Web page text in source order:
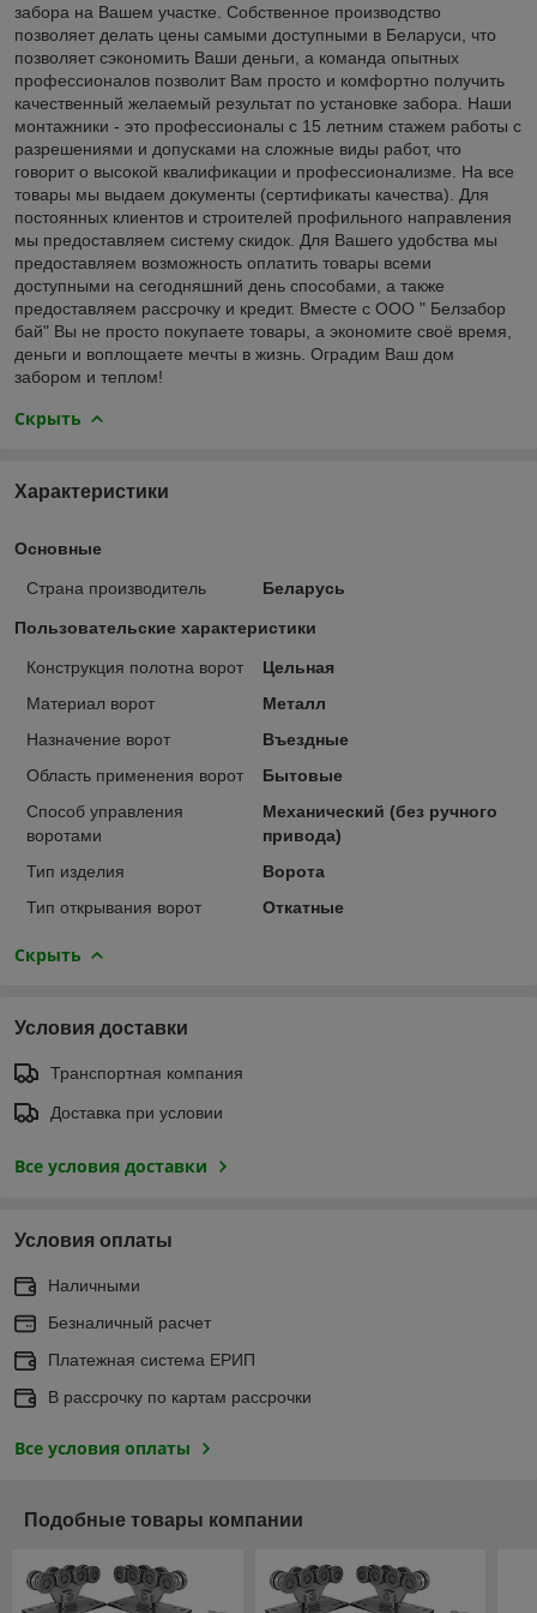
забора на Вашем участке. Собственное производство
позволяет делать цены самыми доступными в Беларуси, что
позволяет сэкономить Ваши деньги, а команда опытных
профессионалов позволит Вам просто и комфортно получить
качественный желаемый результат по установке забора. Наши
монтажники - это профессионалы с 15 летним стажем работы с
разрешениями и допусками на сложные виды работ, что
говорит о высокой квалификации и профессионализме. На все
товары мы выдаем документы (сертификаты качества). Для
постоянных клиентов и строителей профильного направления
мы предоставляем систему скидок. Для Вашего удобства мы
предоставляем возможность оплатить товары всеми
доступными на сегодняшний день способами, а также
предоставляем рассрочку и кредит. Вместе с ООО " Белзабор
бай" Вы не просто покупаете товары, а экономите своё время,
деньги и воплощаете мечты в жизнь. Оградим Ваш дом
забором и теплом!
Скрыть
Характеристики
Основные
Страна производитель Беларусь
Пользовательские характеристики
Конструкция полотна ворот
Цельная
Материал ворот
Металл
Назначение ворот
Въездные
Область применения ворот
Бытовые
Способ управления
воротами
Механический (без ручного
привода)
Тип изделия
Ворота
Тип открывания ворот
Откатные
Скрыть
Условия доставки
Транспортная компания
Доставка при условии
Все условия доставки
Условия оплаты
Наличными
Безналичный расчет
Платежная система ЕРИП
В рассрочку по картам рассрочки
Все условия оплаты
Подобные товары компании